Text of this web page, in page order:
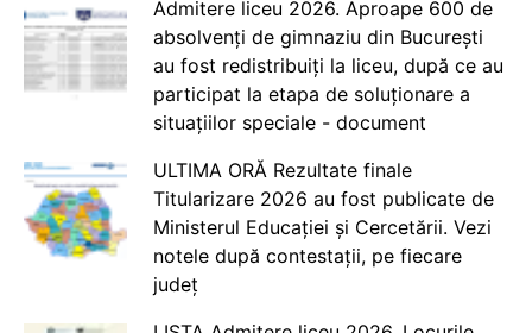
Admitere liceu 2026. Aproape 600 de
absolvenți de gimnaziu din București
au fost redistribuiți la liceu, după ce au
participat la etapa de soluționare a
situațiilor speciale - document
ULTIMA ORĂ Rezultate finale
Titularizare 2026 au fost publicate de
Ministerul Educației și Cercetării. Vezi
notele după contestații, pe fiecare
județ